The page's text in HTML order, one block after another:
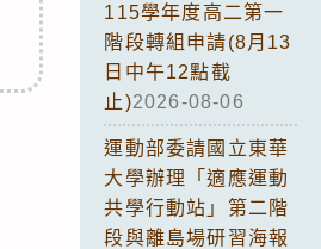
115學年度高二第一
階段轉組申請(8月13
日中午12點截
止)2026-08-06
運動部委請國立東華
大學辦理「適應運動
共學行動站」第二階
段與離島場研習海報